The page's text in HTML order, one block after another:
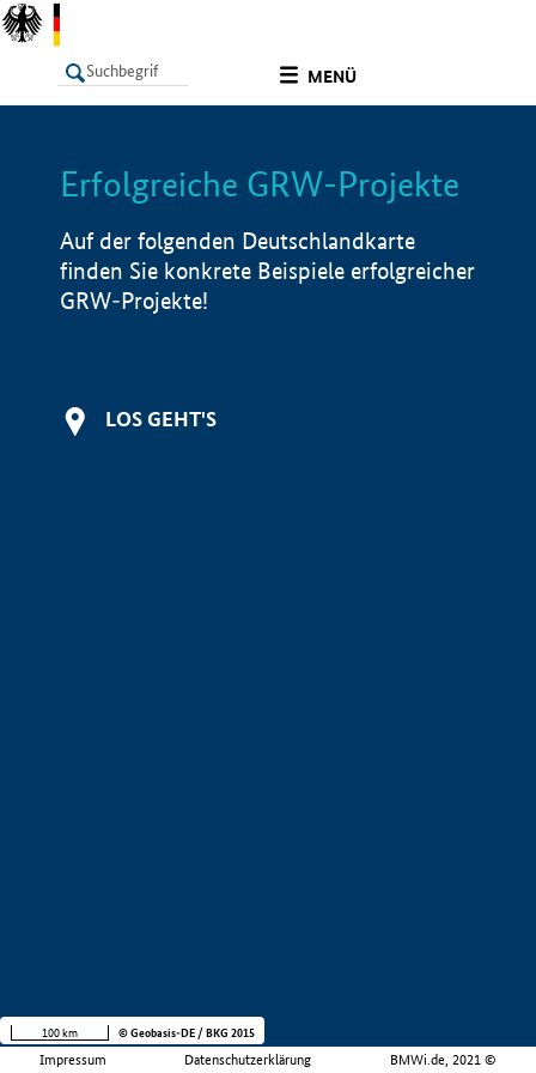
MENÜ
LISTE Info
Erfolgreiche GRW-Projekte
Auf der folgenden Deutschlandkarte
finden Sie konkrete Beispiele erfolgreicher
GRW-Projekte!
LOS GEHT'S
Impressum Datenschutzerklärung BMWi.de, 2021 ©
100 km © Geobasis-DE / BKG 2015